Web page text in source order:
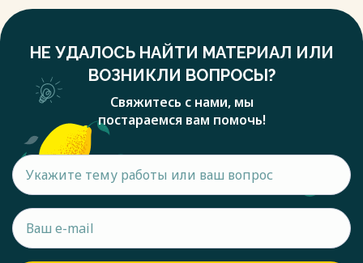
НЕ УДАЛОСЬ НАЙТИ МАТЕРИАЛ ИЛИ
ВОЗНИКЛИ ВОПРОСЫ?
Свяжитесь с нами, мы
постараемся вам помочь!